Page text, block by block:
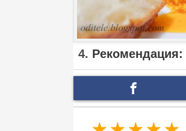
4. Рекомендация: